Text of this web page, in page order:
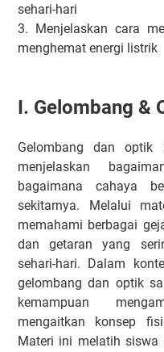
sehari-hari
3. Menjelaskan cara
menghemat energi listrik
I. Gelombang &
Gelombang dan optik
menjelaskan
bagaimana cahaya
sekitarnya. Melalui
memahami berbagai
dan getaran yang
sehari-hari. Dalam
gelombang dan optik
kemampuan
mengaitkan konsep
Materi ini melatih